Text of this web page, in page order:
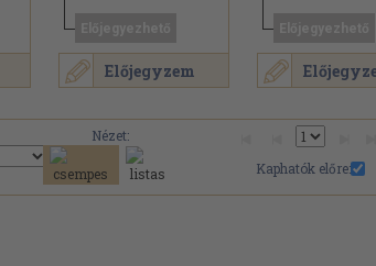
Előjegyzem
Nézet:
Kaphatók előre: